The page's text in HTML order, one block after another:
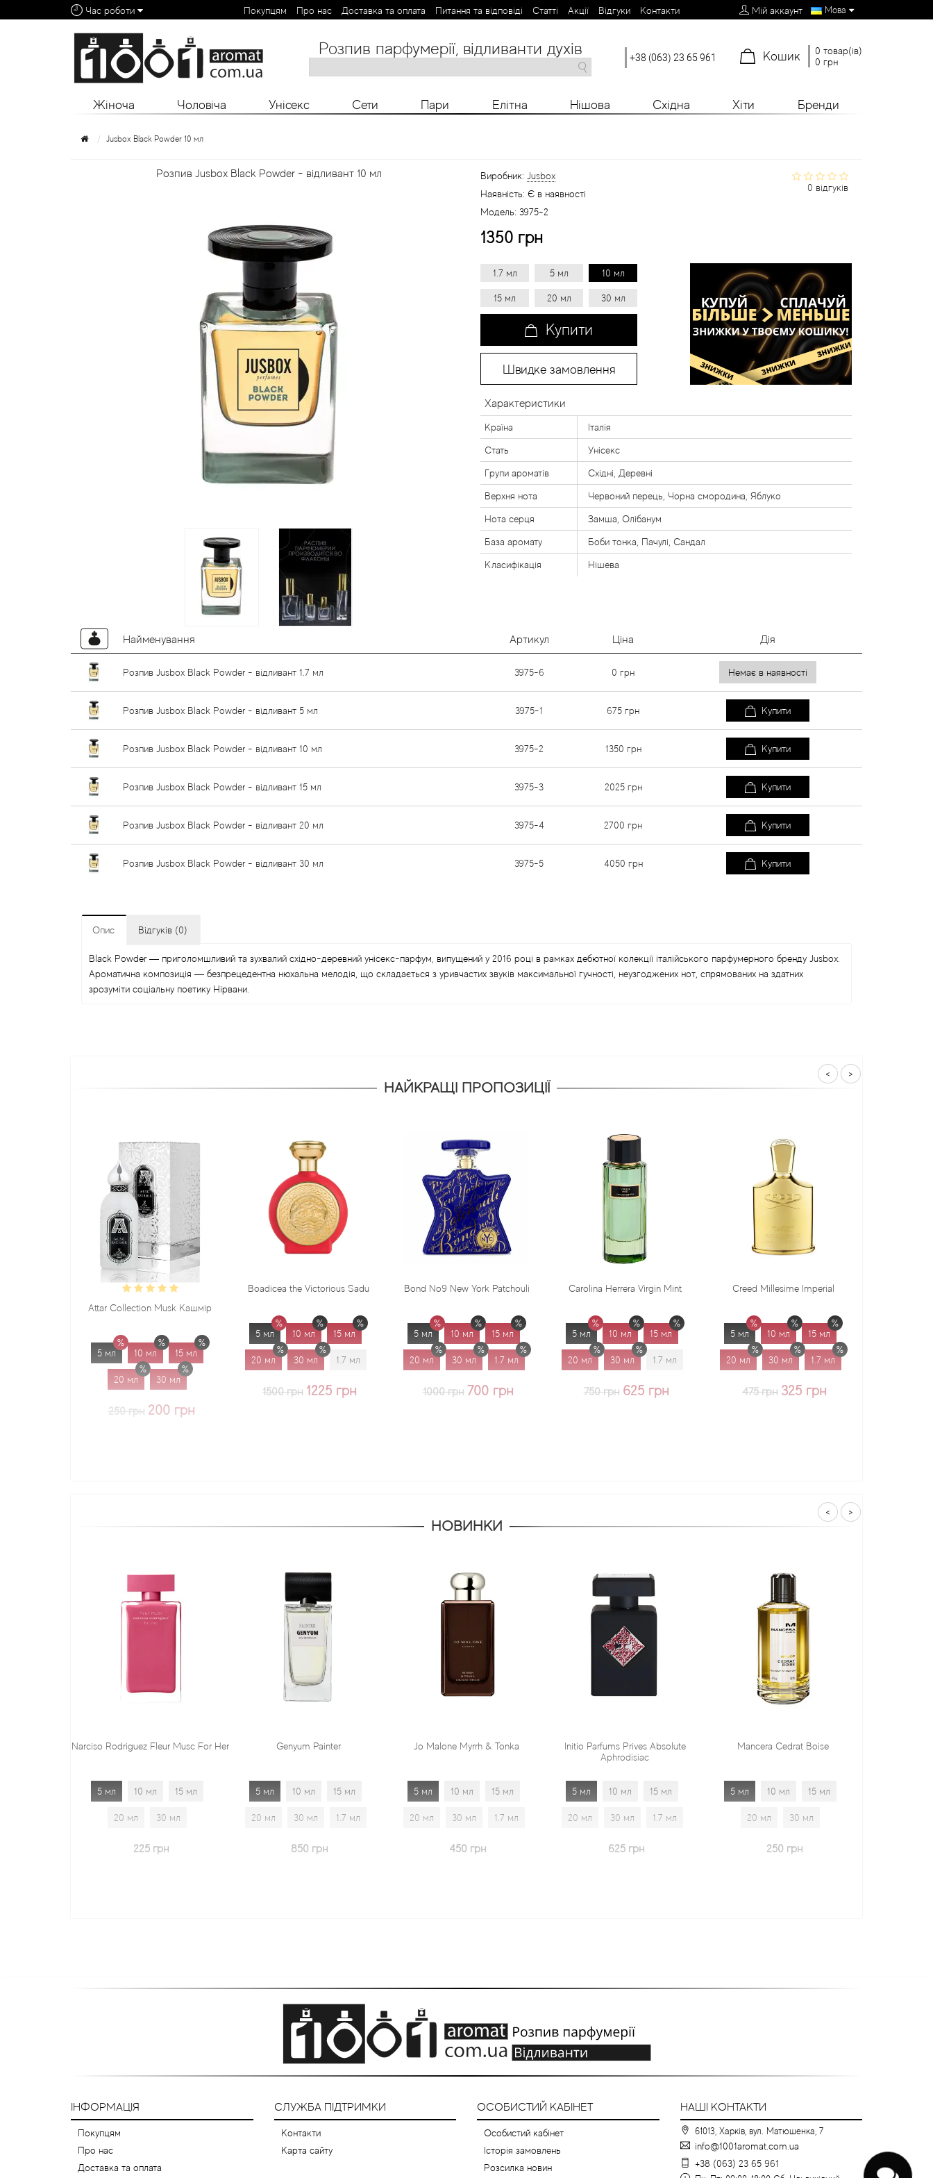
Час роботи Покупцям Про нас Доставка та оплата Питання та відповіді Статті Aкції Відгуки Контакти Мій аккаунт Мова
Алфавітний покажчик: 0 - 9 A B C D F G H M N O P R S T V X Y Z
Розпив парфумерії, відливанти духів +38 (063) 23 65 961 Кошик
0 товар(ів)
0 грн
Жіноча Чоловіча Унісекс Сети Пари Елітна Нішова Східна Хіти Бренди
Jusbox Black Powder 10 мл
Розпив Jusbox Black Powder - відливант 10 мл
0 відгуків
Виробник: Jusbox
Наявність: Є в наявності
Модель: 3975-2
1350 грн
1.7 мл 5 мл 10 мл
15 мл 20 мл 30 мл
Купити
Швидке замовлення
Характеристики
Країна Італія
Стать Унісекс
Групи ароматів Східні, Деревні
Верхня нота Червоний перець, Чорна смородина, Яблуко
Нота серця Замша, Олібанум
База аромату Боби тонка, Пачулі, Сандал
Класифікація Нішева
Найменування Артикул Ціна Дія
Розпив Jusbox Black Powder - відливант 1.7 мл 3975-6 0 грн Немає в наявності
Розпив Jusbox Black Powder - відливант 5 мл 3975-1 675 грн Купити
Розпив Jusbox Black Powder - відливант 10 мл 3975-2 1350 грн Купити
Розпив Jusbox Black Powder - відливант 15 мл 3975-3 2025 грн Купити
Розпив Jusbox Black Powder - відливант 20 мл 3975-4 2700 грн Купити
Розпив Jusbox Black Powder - відливант 30 мл 3975-5 4050 грн Купити
Опис Відгуків (0)
Black Powder — приголомшливий та зухвалий східно-деревний унісекс-парфум, випущений у 2016 році в рамках дебютної колекції італійського парфумерного бренду Jusbox.
Ароматична композиція — безпрецедентна нюхальна мелодія, що складається з уривчастих звуків максимальної гучності, неузгоджених нот, спрямованих на здатних
зрозуміти соціальну поетику Нірвани.
НАЙКРАЩІ ПРОПОЗИЦІЇ
Attar Collection Musk Кашмір
15 мл
200 грн
Boadicea the Victorious Sadu
15 мл
20 мл 1.7 мл
1500 грн 1225 грн
Bond No9 New York Patchouli
5 мл 15 мл
20 мл 1.7 мл
1000 грн 700 грн
Carolina Herrera Virgin Mint
5 мл 15 мл
20 мл 1.7 мл
750 грн 625 грн
Creed Millesime Imperial
5 мл 15 мл
20 мл 1.7 мл
475 грн 325 грн
Dr. Gritti Tutu
5 мл
20 мл
< >
НОВИНКИ
Narciso Rodriguez Fleur Musc For Her
15 мл
Genyum Painter
5 мл 15 мл
1.7 мл
Jo Malone Myrrh & Tonka
5 мл 15 мл
20 мл 1.7 мл
Initio Parfums Prives Absolute
5 мл 15 мл
20 мл 1.7 мл
Mancera Cedrat Boise
5 мл 15 мл 5 мл
< >
ІНФОРМАЦІЯ
Покупцям
Про нас
Доставка та оплата
СЛУЖБА ПІДТРИМКИ
Контакти
Карта сайту
ОСОБИСТИЙ КАБІНЕТ
Особистий кабінет
Історія замовлень
Розсилка новин
НАШІ КОНТАКТИ
61013, Харків, вул. Матюшенка, 7
info@1001aromat.com.ua
+38 (063) 23 65 961